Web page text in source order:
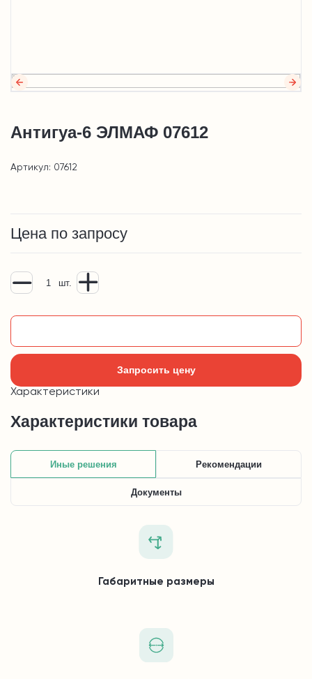
Антигуа-6 ЭЛМАФ 07612
Артикул: 07612
Цена по запросу
шт.
Запросить цену
Характеристики
Характеристики товара
Иные решения Рекомендации
Документы
Габаритные размеры